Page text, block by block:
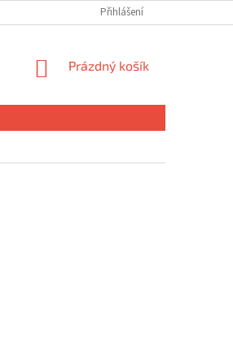
VÝMĚNA NEBO VRÁCENÍ
Přihlášení
NÁKUPNÍ
Prázdný košík